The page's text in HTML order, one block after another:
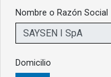
Nombre o Razón Social
Domicilio